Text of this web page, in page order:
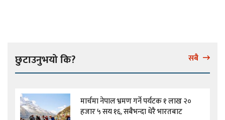
छुटाउनुभयो कि? सबै
मार्चमा नेपाल भ्रमण गर्ने पर्यटक १ लाख २०
हजार ५ सय १६, सबैभन्दा धेरै भारतबाट